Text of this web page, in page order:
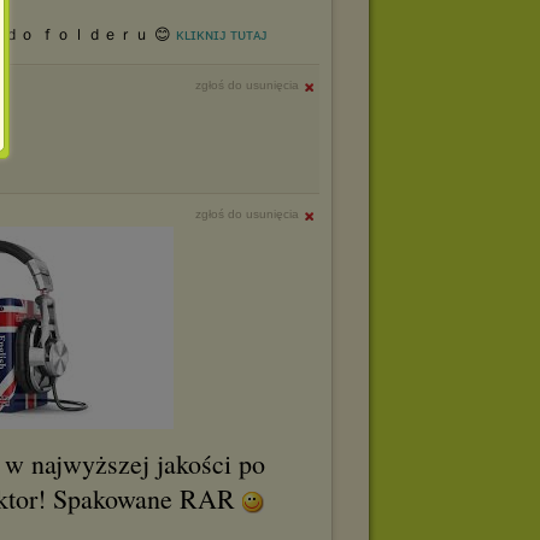
ｄｏ ｆｏｌｄｅｒｕ 😊 ᴋʟɪᴋɴɪᴊ ᴛᴜᴛᴀᴊ
zgłoś do usunięcia
zgłoś do usunięcia
najwyższej jakości po
Spakowane RAR